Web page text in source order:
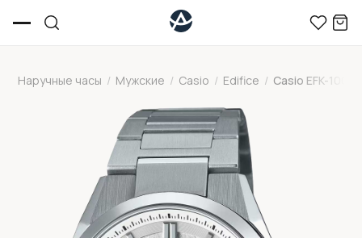
Наручные часы / Мужские / Casio / Edifice / Casio EFK-